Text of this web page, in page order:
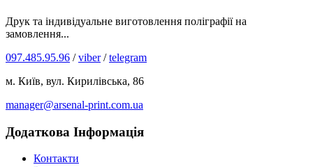
Друк та індивідуальне виготовлення поліграфії на
замовлення...
097.485.95.96 /viber/telegram
м. Київ, вул. Кирилівська, 86
manager@arsenal-print.com.ua
Додаткова Інформація
Контакти